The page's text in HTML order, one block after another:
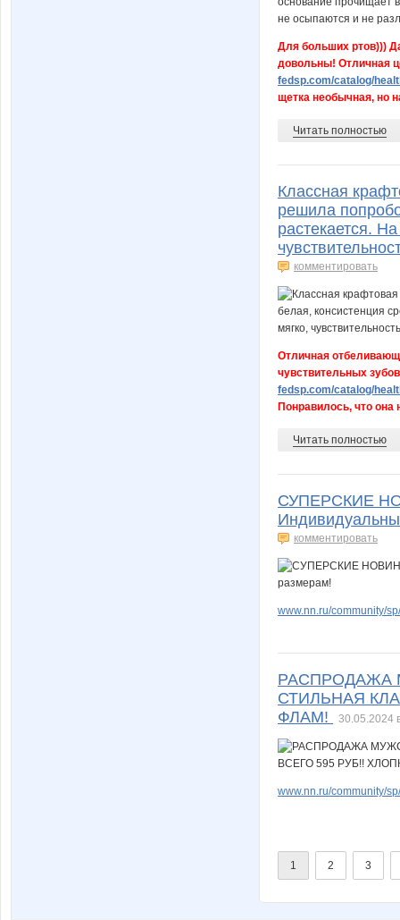
Для больших ртов)))
довольны! Отличная
fedsp.com/catalog/
щетка необычная, но
Читать полностью
Классная
решила
растекается.
комментировать
Отличная
чувствительных
fedsp.com/catalog/
Понравилось, что она
Читать полностью
СУПЕРСКИЕ
комментировать
www.nn.ru/community/
РАСПРОДАЖА
СТИЛЬНАЯ
ФЛАМ!
30.05.2024
www.nn.ru/community/
1 2 3